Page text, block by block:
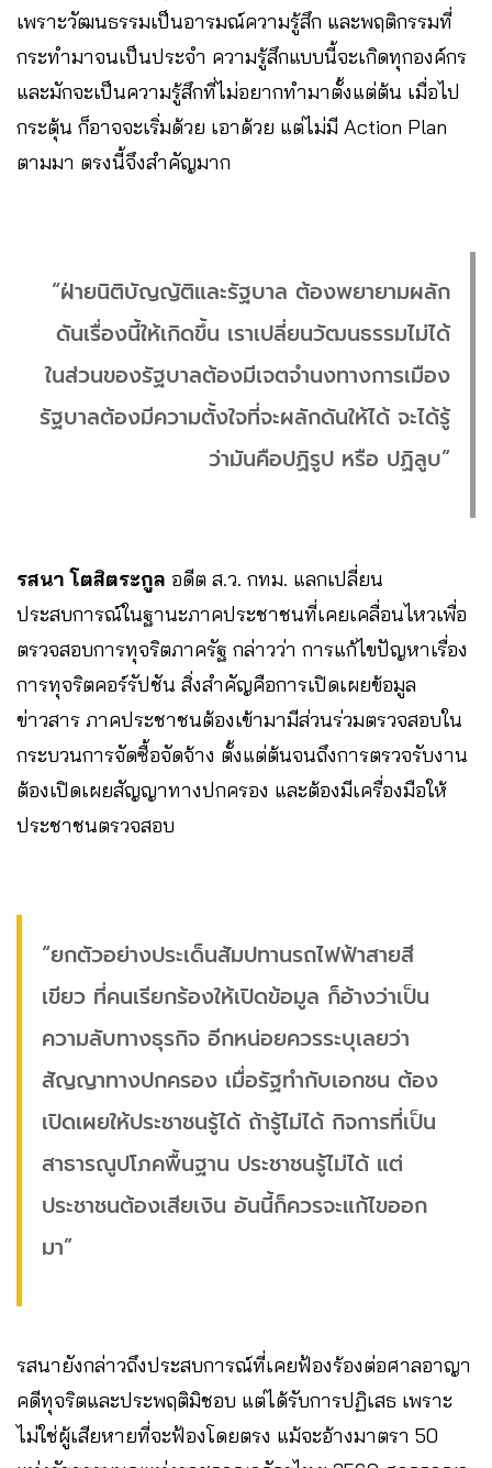
เพราะวัฒนธรรมเป็นอารมณ์ความรู้สึก และพฤติกรรมที่
กระทำมาจนเป็นประจำ ความรู้สึกแบบนี้จะเกิดทุกองค์กร
และมักจะเป็นความรู้สึกที่ไม่อยากทำมาตั้งแต่ต้น เมื่อไป
กระตุ้น ก็อาจจะเริ่มด้วย เอาด้วย แต่ไม่มี Action Plan
ตามมา ตรงนี้จึงสำคัญมาก
“ฝ่ายนิติบัญญัติและรัฐบาล ต้องพยายามผลัก
ดันเรื่องนี้ให้เกิดขึ้น เราเปลี่ยนวัฒนธรรมไม่ได้
ในส่วนของรัฐบาลต้องมีเจตจำนงทางการเมือง
รัฐบาลต้องมีความตั้งใจที่จะผลักดันให้ได้ จะได้รู้
ว่ามันคือปฏิรูป หรือ ปฏิลูบ”
รสนา โตสิตระกูล อดีต ส.ว. กทม. แลกเปลี่ยน
ประสบการณ์ในฐานะภาคประชาชนที่เคยเคลื่อนไหวเพื่อ
ตรวจสอบการทุจริตภาครัฐ กล่าวว่า การแก้ไขปัญหาเรื่อง
การทุจริตคอร์รัปชัน สิ่งสำคัญคือการเปิดเผยข้อมูล
ข่าวสาร ภาคประชาชนต้องเข้ามามีส่วนร่วมตรวจสอบใน
กระบวนการจัดซื้อจัดจ้าง ตั้งแต่ต้นจนถึงการตรวจรับงาน
ต้องเปิดเผยสัญญาทางปกครอง และต้องมีเครื่องมือให้
ประชาชนตรวจสอบ
“ยกตัวอย่างประเด็นสัมปทานรถไฟฟ้าสายสี
เขียว ที่คนเรียกร้องให้เปิดข้อมูล ก็อ้างว่าเป็น
ความลับทางธุรกิจ อีกหน่อยควรระบุเลยว่า
สัญญาทางปกครอง เมื่อรัฐทำกับเอกชน ต้อง
เปิดเผยให้ประชาชนรู้ได้ ถ้ารู้ไม่ได้ กิจการที่เป็น
สาธารณูปโภคพื้นฐาน ประชาชนรู้ไม่ได้ แต่
ประชาชนต้องเสียเงิน อันนี้ก็ควรจะแก้ไขออก
มา”
รสนายังกล่าวถึงประสบการณ์ที่เคยฟ้องร้องต่อศาลอาญา
คดีทุจริตและประพฤติมิชอบ แต่ได้รับการปฏิเสธ เพราะ
ไม่ใช่ผู้เสียหายที่จะฟ้องโดยตรง แม้จะอ้างมาตรา 50